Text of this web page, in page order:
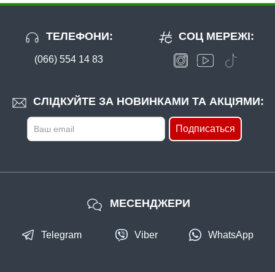
ТЕЛЕФОНИ:
(066) 554 14 83
СЛІДКУЙТЕ ЗА НОВИНКАМИ ТА АКЦІЯМИ:
Подписаться
СОЦ МЕРЕЖІ:
МЕСЕНДЖЕРИ
Telegram Viber WhatsApp